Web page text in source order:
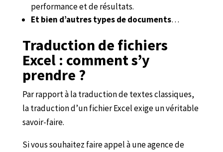
performance et de résultats.
Et bien d’autres types de documents…
Traduction de fichiers
Excel : comment s’y
prendre ?
Par rapport à la traduction de textes classiques,
la traduction d’un fichier Excel exige un véritable
savoir-faire.
Si vous souhaitez faire appel à une agence de